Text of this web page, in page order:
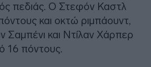
πεδιάς. Ο Στεφόν Καστλ
και οκτώ ριμπάουντ,
Σαμπένι και Ντίλαν Χάρπερ
16 πόντους.